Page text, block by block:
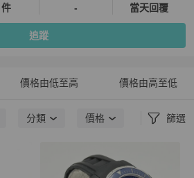
- 當天回覆
追蹤
價格由低至高 價格由高至低
分類 價格 篩選